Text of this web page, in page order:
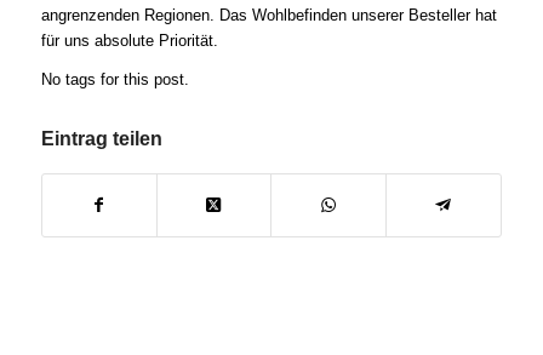
angrenzenden Regionen. Das Wohlbefinden unserer Besteller hat
für uns absolute Priorität.
No tags for this post.
Eintrag teilen